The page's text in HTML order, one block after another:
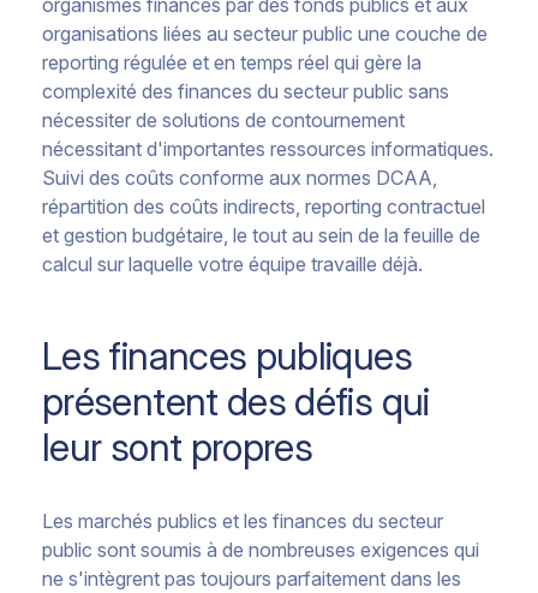
organismes financés par des fonds publics et aux
organisations liées au secteur public une couche de
reporting régulée et en temps réel qui gère la
complexité des finances du secteur public sans
nécessiter de solutions de contournement
nécessitant d'importantes ressources informatiques.
Suivi des coûts conforme aux normes DCAA,
répartition des coûts indirects, reporting contractuel
et gestion budgétaire, le tout au sein de la feuille de
calcul sur laquelle votre équipe travaille déjà.
Les finances publiques
présentent des défis qui
leur sont propres
Les marchés publics et les finances du secteur
public sont soumis à de nombreuses exigences qui
ne s'intègrent pas toujours parfaitement dans les